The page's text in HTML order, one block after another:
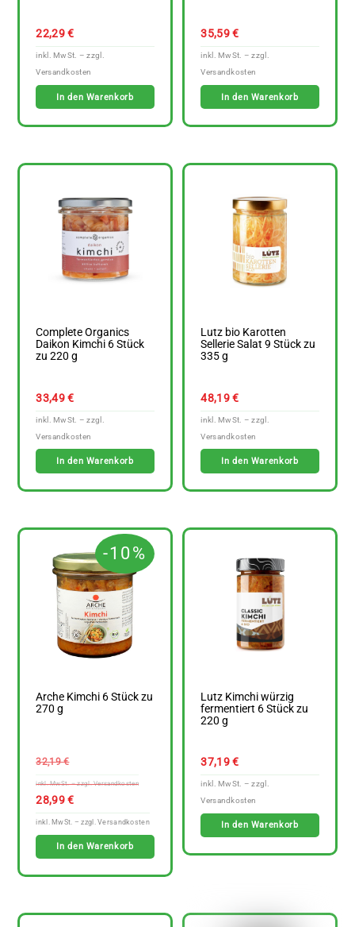
22,29€
In den Warenkorb
35,59€
In den Warenkorb
Complete Organics
Daikon Kimchi 6 Stück
zu 220 g
33,49€
In den Warenkorb
Lutz bio Karotten
Sellerie Salat 9 Stück zu
335 g
48,19€
In den Warenkorb
-10%
Arche Kimchi 6 Stück zu
270 g
32,19€
Ursprünglicher
32,19 €
28,99€
Preis
ist:
28,99 €.
In den Warenkorb
Lutz Kimchi würzig
fermentiert 6 Stück zu
220 g
37,19€
In den Warenkorb